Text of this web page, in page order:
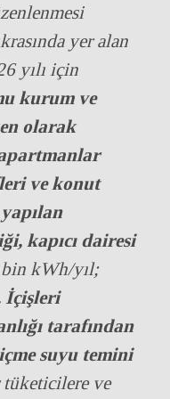
yer alan
yılı için
kurum ve
olarak
ve konut
kapıcı dairesi
kWh/yıl;
İçişleri
tarafından
suyu temini
ve